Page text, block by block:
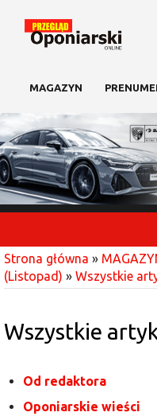
MAGAZYN
Strona główna »
(Listopad) » Wszystkie
Wszystkie
Od redaktora
Oponiarskie wieści